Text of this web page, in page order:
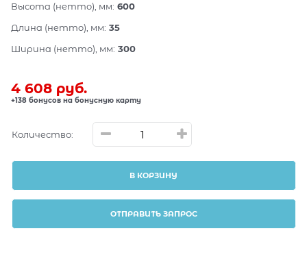
Высота (нетто), мм: 600
Длина (нетто), мм: 35
Ширина (нетто), мм: 300
4 608 руб.
+138 бонусов на бонусную карту
Количество:
В КОРЗИНУ
ОТПРАВИТЬ ЗАПРОС